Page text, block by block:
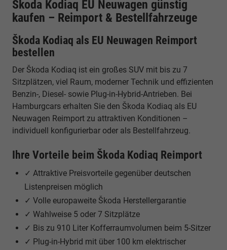
Škoda Kodiaq EU Neuwagen günstig
kaufen – Reimport & Bestellfahrzeuge
Škoda Kodiaq als EU Neuwagen Reimport
bestellen
Der Škoda Kodiaq ist ein großes SUV mit bis zu 7
Sitzplätzen, viel Raum, moderner Technik und effizienten
Benzin-, Diesel- sowie Plug-in-Hybrid-Antrieben. Bei
Hamburgcars erhalten Sie den Škoda Kodiaq als EU
Neuwagen Reimport zu attraktiven Konditionen –
individuell konfigurierbar oder als Bestellfahrzeug.
Ihre Vorteile beim Škoda Kodiaq Reimport
✓ Attraktive Preisvorteile gegenüber deutschen
Listenpreisen möglich
✓ Volle europaweite Škoda Herstellergarantie
✓ Wahlweise 5 oder 7 Sitzplätze
✓ Bis zu 910 Liter Kofferraumvolumen beim 5-Sitzer
✓ Plug-in-Hybrid mit über 100 km elektrischer